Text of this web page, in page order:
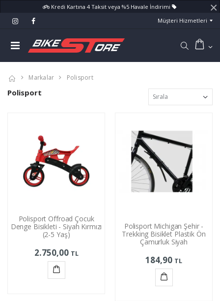
Kredi Kartına 4 Taksit veya %5 Havale İndirimi ×
Müşteri Hizmetleri
Markalar Polisport
Polisport
Polisport Offroad Çocuk
Denge Bisikleti - Siyah Kırmızı
(2-5 Yaş)
2.750,00 TL
Polisport Michigan Şehir -
Trekking Bisiklet Plastik Ön
Çamurluk Siyah
184,90 TL